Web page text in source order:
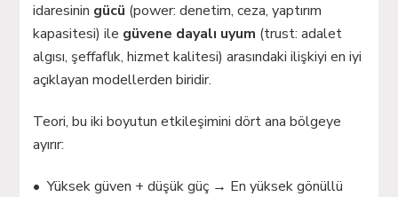
idaresinin gücü (power: denetim, ceza, yaptırım
kapasitesi) ile güvene dayalı uyum (trust: adalet
algısı, şeffaflık, hizmet kalitesi) arasındaki ilişkiyi en iyi
açıklayan modellerden biridir.
Teori, bu iki boyutun etkileşimini dört ana bölgeye
ayırır:
• Yüksek güven + düşük güç → En yüksek gönüllü